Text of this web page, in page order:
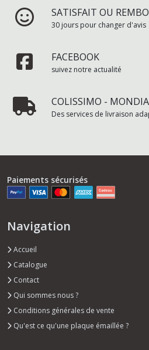
SATISFAIT OU
30 jours pour changer d'avis
FACEBOOK
suivez notre actualité
COLISSIMO -
Des services de livraison
Paiements sécurisés
Navigation
Accueil
Catalogue
Contact
Qui sommes nous ?
Conditions générales de vente
Qu'est ce qu'une plaque émaillée ?